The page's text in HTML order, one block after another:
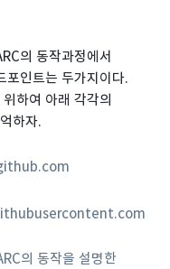
의 동작과정에서
인트는 두가지이다.
하여 아래 각각의
하자.
의 동작을 설명한